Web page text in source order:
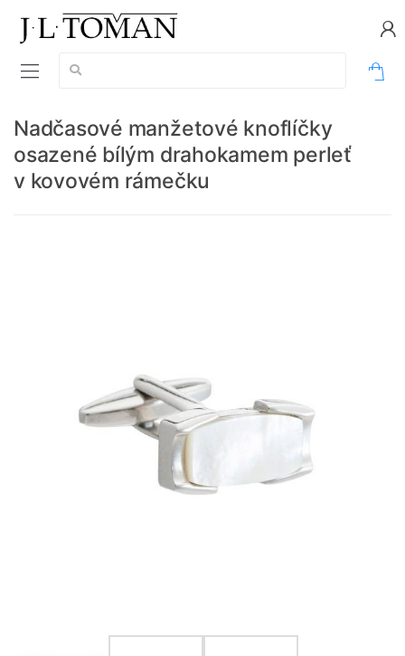
Vyhledávání:
Nadčasové manžetové knoflíčky
osazené bílým drahokamem perleť
v kovovém rámečku